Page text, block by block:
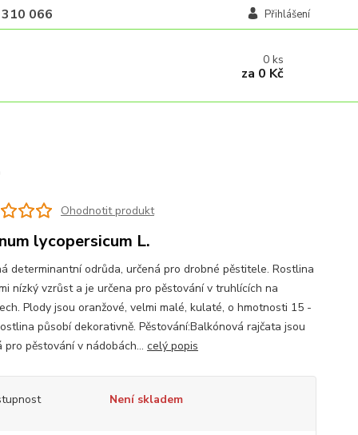
Přihlášení
066
0ks
za 0 Kč
Ohodnotit produkt
lycopersicum L.
determinantní odrůda, určená pro drobné pěstitele. Rostlina
nízký vzrůst a je určena pro pěstování v truhlících na
Plody jsou oranžové, velmi malé, kulaté, o hmotnosti 15 -
působí dekorativně. Pěstování:Balkónová rajčata jsou
pro pěstování v nádobách... celý popis
Není skladem